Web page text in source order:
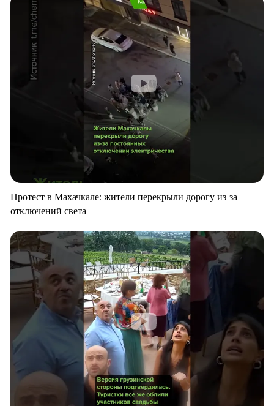
Протест в Махачкале: жители перекрыли дорогу из-за
отключений света